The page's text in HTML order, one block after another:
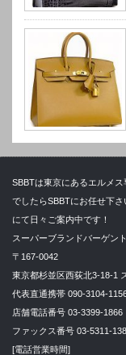
SBBTは東京にあるエルメ
でしたらSBBTにお任せ下
にて日々ご案内中です！
スーパーブランドバーゲン
〒167-0042
東京都杉並区西荻北3-18-1
代表直通携帯 090-3104-
店舗電話番号 03-3399-1866
ファックス番号 03-5311-
[電話営業時間]